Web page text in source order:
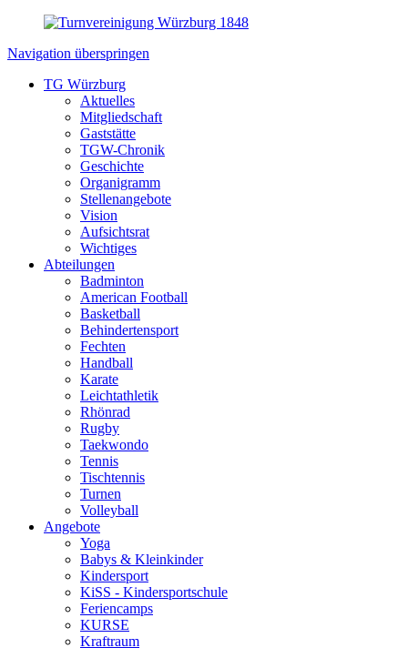
Navigation überspringen
TG Würzburg
Aktuelles
Mitgliedschaft
Gaststätte
TGW-Chronik
Geschichte
Organigramm
Stellenangebote
Vision
Aufsichtsrat
Wichtiges
Abteilungen
Badminton
American Football
Basketball
Behindertensport
Fechten
Handball
Karate
Leichtathletik
Rhönrad
Rugby
Taekwondo
Tennis
Tischtennis
Turnen
Volleyball
Angebote
Yoga
Babys & Kleinkinder
Kindersport
KiSS - Kindersportschule
Feriencamps
KURSE
Kraftraum